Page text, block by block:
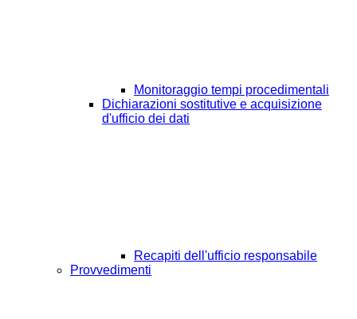
Monitoraggio tempi procedimentali
Dichiarazioni sostitutive e acquisizione
d'ufficio dei dati
Recapiti dell'ufficio responsabile
Provvedimenti